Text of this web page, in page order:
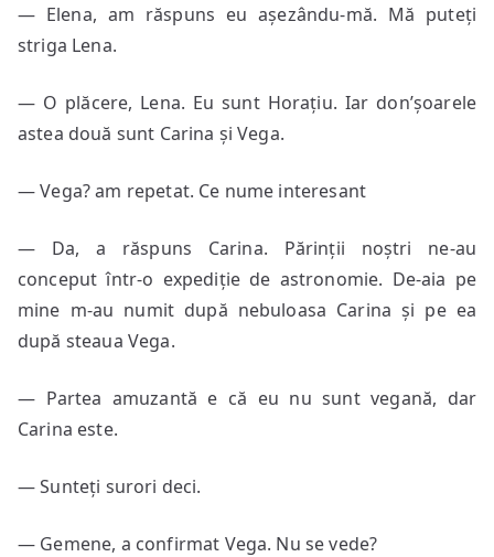
— Elena, am răspuns eu așezându-mă. Mă puteți
striga Lena.
— O plăcere, Lena. Eu sunt Horațiu. Iar don’șoarele
astea două sunt Carina și Vega.
— Vega? am repetat. Ce nume interesant
— Da, a răspuns Carina. Părinții noștri ne-au
conceput într-o expediție de astronomie. De-aia pe
mine m-au numit după nebuloasa Carina și pe ea
după steaua Vega.
— Partea amuzantă e că eu nu sunt vegană, dar
Carina este.
— Sunteți surori deci.
— Gemene, a confirmat Vega. Nu se vede?